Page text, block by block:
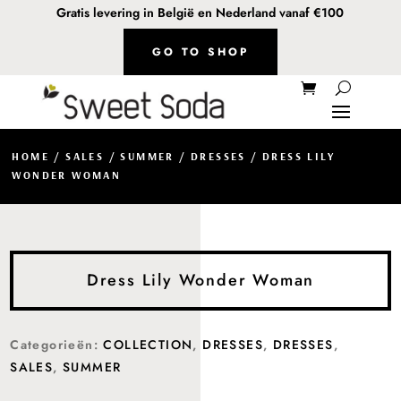
Gratis levering in België en Nederland vanaf €100
GO TO SHOP
HOME /SALES /SUMMER / DRESSES / DRESS LILY
WONDER WOMAN
Dress Lily Wonder Woman
Categorieën:COLLECTION, DRESSES, DRESSES,
SALES,SUMMER